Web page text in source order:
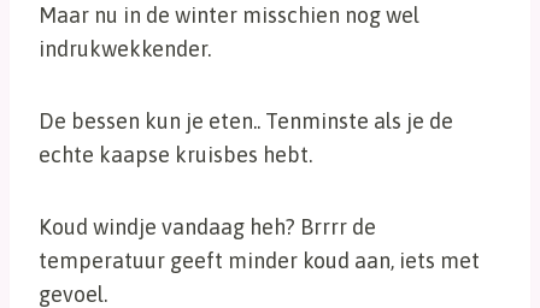
Maar nu in de winter misschien nog wel
indrukwekkender.
De bessen kun je eten.. Tenminste als je de
echte kaapse kruisbes hebt.
Koud windje vandaag heh? Brrrr de
temperatuur geeft minder koud aan, iets met
gevoel.